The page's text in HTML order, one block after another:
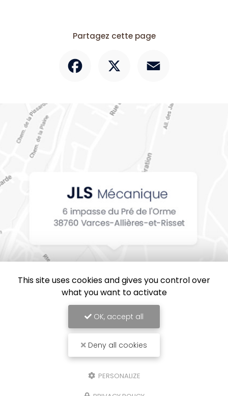
Partagez cette page
JLS Mécanique, Entreprise de mécanique industrielle en Isère
Mentions légales
Liens utiles
This site uses cookies and gives you control over
what you want to activate
OK, accept all
Deny all cookies
PERSONALIZE